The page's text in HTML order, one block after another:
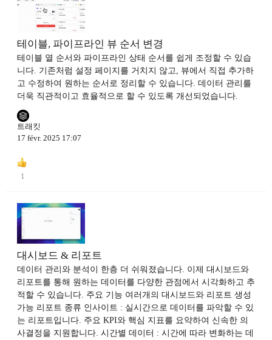
테이블, 파이프라인 뷰 순서 변경
테이블 열 순서와 파이프라인 상태 순서를 쉽게 조정할 수 있습
니다. 기존처럼 설정 페이지를 거치지 않고, 뷰에서 직접 추가하
고 수정하여 원하는 순서로 정리할 수 있습니다. 데이터 관리를
더욱 직관적이고 효율적으로 할 수 있도록 개선되었습니다.
트래킷
17 févr. 2025 17:07
1
대시보드 & 리포트
데이터 관리와 분석이 한층 더 쉬워졌습니다. 이제 대시보드와
리포트를 통해 원하는 데이터를 다양한 관점에서 시각화하고 추
적할 수 있습니다. 주요 기능 여러개의 대시보드와 리포트 생성
가능 리포트 종류 인사이트 : 실시간으로 데이터를 파악할 수 있
는 리포트입니다. 주요 KPI와 핵심 지표를 요약하여 신속한 의
사결정을 지원합니다. 시간별 데이터 : 시간에 따라 변화하는 데